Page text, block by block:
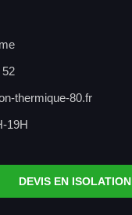
thermique-80.fr
19H
DEVIS EN ISOLATION